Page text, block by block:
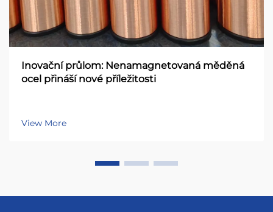
Inovační průlom: Nenamagnetovaná měděná
ocel přináší nové příležitosti
View More